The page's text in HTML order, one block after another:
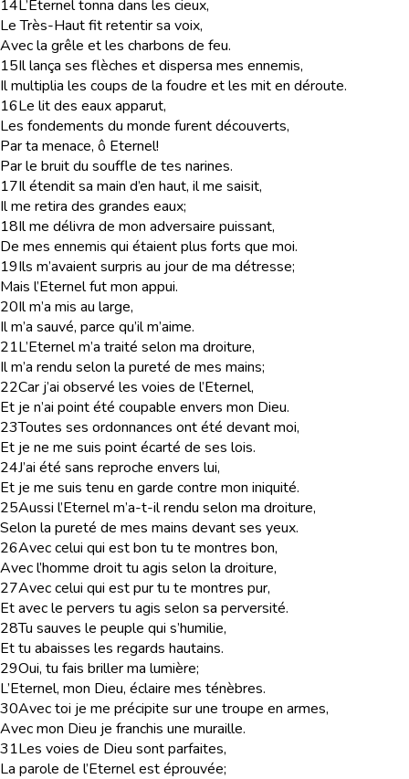
14L’Eternel tonna dans les cieux,
Le Très-Haut fit retentir sa voix,
Avec la grêle et les charbons de feu.
15Il lança ses flèches et dispersa mes ennemis,
Il multiplia les coups de la foudre et les mit en déroute.
16Le lit des eaux apparut,
Les fondements du monde furent découverts,
Par ta menace, ô Eternel!
Par le bruit du souffle de tes narines.
17Il étendit sa main d’en haut, il me saisit,
Il me retira des grandes eaux;
18Il me délivra de mon adversaire puissant,
De mes ennemis qui étaient plus forts que moi.
19Ils m’avaient surpris au jour de ma détresse;
Mais l’Eternel fut mon appui.
20Il m’a mis au large,
Il m’a sauvé, parce qu’il m’aime.
21L’Eternel m’a traité selon ma droiture,
Il m’a rendu selon la pureté de mes mains;
22Car j’ai observé les voies de l’Eternel,
Et je n’ai point été coupable envers mon Dieu.
23Toutes ses ordonnances ont été devant moi,
Et je ne me suis point écarté de ses lois.
24J’ai été sans reproche envers lui,
Et je me suis tenu en garde contre mon iniquité.
25Aussi l’Eternel m’a-t-il rendu selon ma droiture,
Selon la pureté de mes mains devant ses yeux.
26Avec celui qui est bon tu te montres bon,
Avec l’homme droit tu agis selon la droiture,
27Avec celui qui est pur tu te montres pur,
Et avec le pervers tu agis selon sa perversité.
28Tu sauves le peuple qui s’humilie,
Et tu abaisses les regards hautains.
29Oui, tu fais briller ma lumière;
L’Eternel, mon Dieu, éclaire mes ténèbres.
30Avec toi je me précipite sur une troupe en armes,
Avec mon Dieu je franchis une muraille.
31Les voies de Dieu sont parfaites,
La parole de l’Eternel est éprouvée;